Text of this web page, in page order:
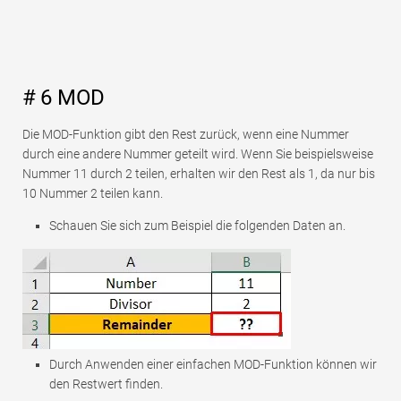
# 6 MOD
Die MOD-Funktion gibt den Rest zurück, wenn eine Nummer
durch eine andere Nummer geteilt wird. Wenn Sie beispielsweise
Nummer 11 durch 2 teilen, erhalten wir den Rest als 1, da nur bis
10 Nummer 2 teilen kann.
Schauen Sie sich zum Beispiel die folgenden Daten an.
Durch Anwenden einer einfachen MOD-Funktion können wir
den Restwert finden.